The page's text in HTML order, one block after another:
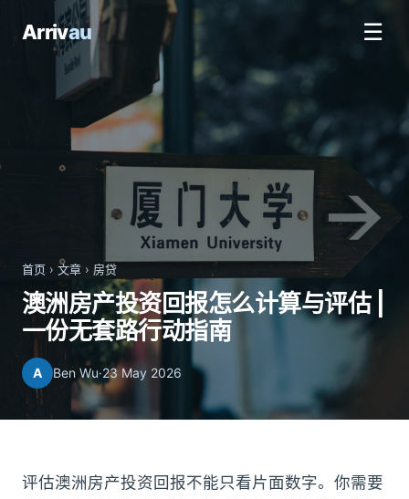
Arrivau ☰
首页 › 文章 › 房贷
澳洲房产投资回报怎么计算与评估 |
一份无套路行动指南
A Ben Wu·23 May 2026
评估澳洲房产投资回报不能只看片面数字。你需要